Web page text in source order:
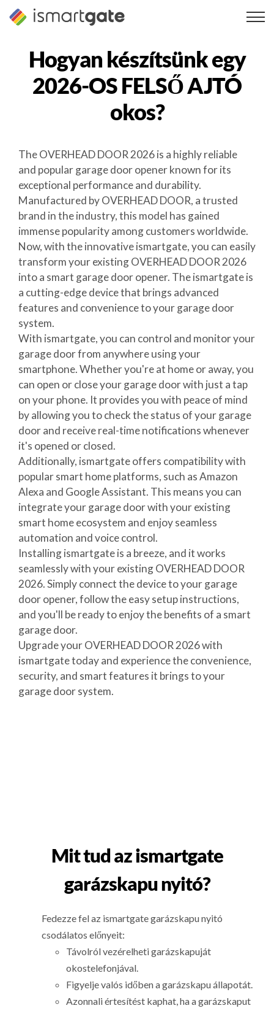
Ugrás
Hogyan készítsünk egy
2026-OS FELSŐ AJTÓ
okos?
The OVERHEAD DOOR 2026 is a highly reliable
and popular garage door opener known for its
exceptional performance and durability.
Manufactured by OVERHEAD DOOR, a trusted
brand in the industry, this model has gained
immense popularity among customers worldwide.
Now, with the innovative ismartgate, you can easily
transform your existing OVERHEAD DOOR 2026
into a smart garage door opener. The ismartgate is
a cutting-edge device that brings advanced
features and convenience to your garage door
system.
With ismartgate, you can control and monitor your
garage door from anywhere using your
smartphone. Whether you're at home or away, you
can open or close your garage door with just a tap
on your phone. It provides you with peace of mind
by allowing you to check the status of your garage
door and receive real-time notifications whenever
it's opened or closed.
Additionally, ismartgate offers compatibility with
popular smart home platforms, such as Amazon
Alexa and Google Assistant. This means you can
integrate your garage door with your existing
smart home ecosystem and enjoy seamless
automation and voice control.
Installing ismartgate is a breeze, and it works
seamlessly with your existing OVERHEAD DOOR
2026. Simply connect the device to your garage
door opener, follow the easy setup instructions,
and you'll be ready to enjoy the benefits of a smart
garage door.
Upgrade your OVERHEAD DOOR 2026 with
ismartgate today and experience the convenience,
security, and smart features it brings to your
garage door system.
Mit tud az ismartgate
garázskapu nyitó?
Fedezze fel az ismartgate garázskapu nyitó
csodálatos előnyeit:
Távolról vezérelheti garázskapuját
okostelefonjával.
Figyelje valós időben a garázskapu állapotát.
Azonnali értesítést kaphat, ha a garázskaput